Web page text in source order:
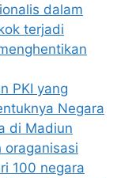
dalam
terjadi
PKI yang
Negara
di Madiun
oraganisasi
100 negara